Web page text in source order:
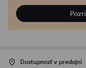
Dostupnosť v predajni